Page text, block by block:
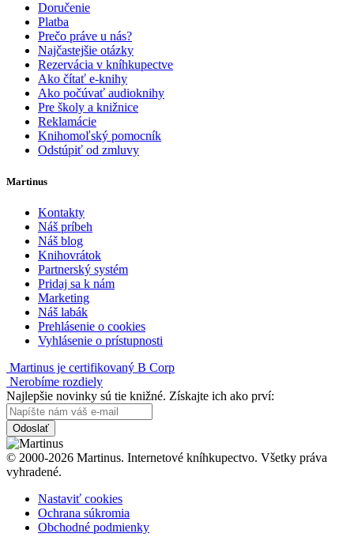
Doručenie
Platba
Prečo práve u nás?
Najčastejšie otázky
Rezervácia v kníhkupectve
Ako čítať e-knihy
Ako počúvať audioknihy
Pre školy a knižnice
Reklamácie
Knihomoľský pomocník
Odstúpiť od zmluvy
Martinus
Kontakty
Náš príbeh
Náš blog
Knihovrátok
Partnerský systém
Pridaj sa k nám
Marketing
Náš labák
Prehlásenie o cookies
Vyhlásenie o prístupnosti
Martinus je certifikovaný B Corp
Nerobíme rozdiely
Najlepšie novinky sú tie knižné. Získajte ich ako prví:
Odoslať
© 2000-2026 Martinus. Internetové kníhkupectvo. Všetky práva
vyhradené.
Nastaviť cookies
Ochrana súkromia
Obchodné podmienky